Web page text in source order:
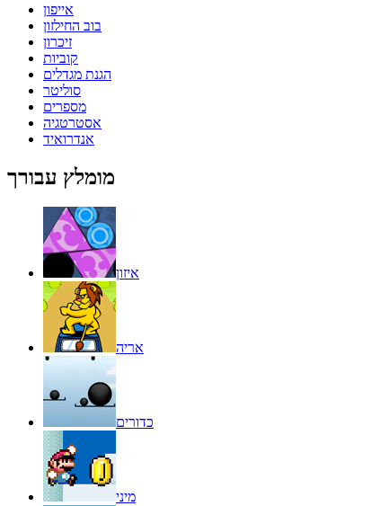
אייפון
בוב החילזון
זיכרון
קוביות
הגנת מגדלים
סוליטר
מספרים
אסטרטגיה
אנדרואיד
מומלץ עבורך
איזון
אריה
כדורים
מיני